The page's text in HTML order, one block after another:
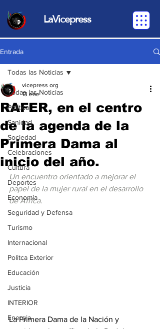
LaVicepress
Entrada
Todas las Noticias
Política
Sanidad
Sociedad
Celebraciones
Cultura
Deportes
Economia
Seguridad y Defensa
Turismo
Internacional
Politca Exterior
Educación
Justicia
INTERIOR
Energia
Todas las Noticias
RAFER, en el centro
de la agenda de la
Primera Dama al
inicio del año.
vicepress org
13 ene
Un encuentro orientado a mejorar el
papel de la mujer rural en el desarrollo
de África.
La Primera Dama de la Nación y